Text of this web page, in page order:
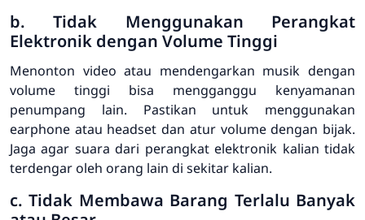
b. Tidak Menggunakan Perangkat
Elektronik dengan Volume Tinggi
Menonton video atau mendengarkan musik dengan
volume tinggi bisa mengganggu kenyamanan
penumpang lain. Pastikan untuk menggunakan
earphone atau headset dan atur volume dengan bijak.
Jaga agar suara dari perangkat elektronik kalian tidak
terdengar oleh orang lain di sekitar kalian.
c. Tidak Membawa Barang Terlalu Banyak